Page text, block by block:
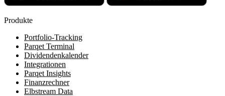
Produkte
Portfolio-Tracking
Parqet Terminal
Dividendenkalender
Integrationen
Parqet Insights
Finanzrechner
Elbstream Data